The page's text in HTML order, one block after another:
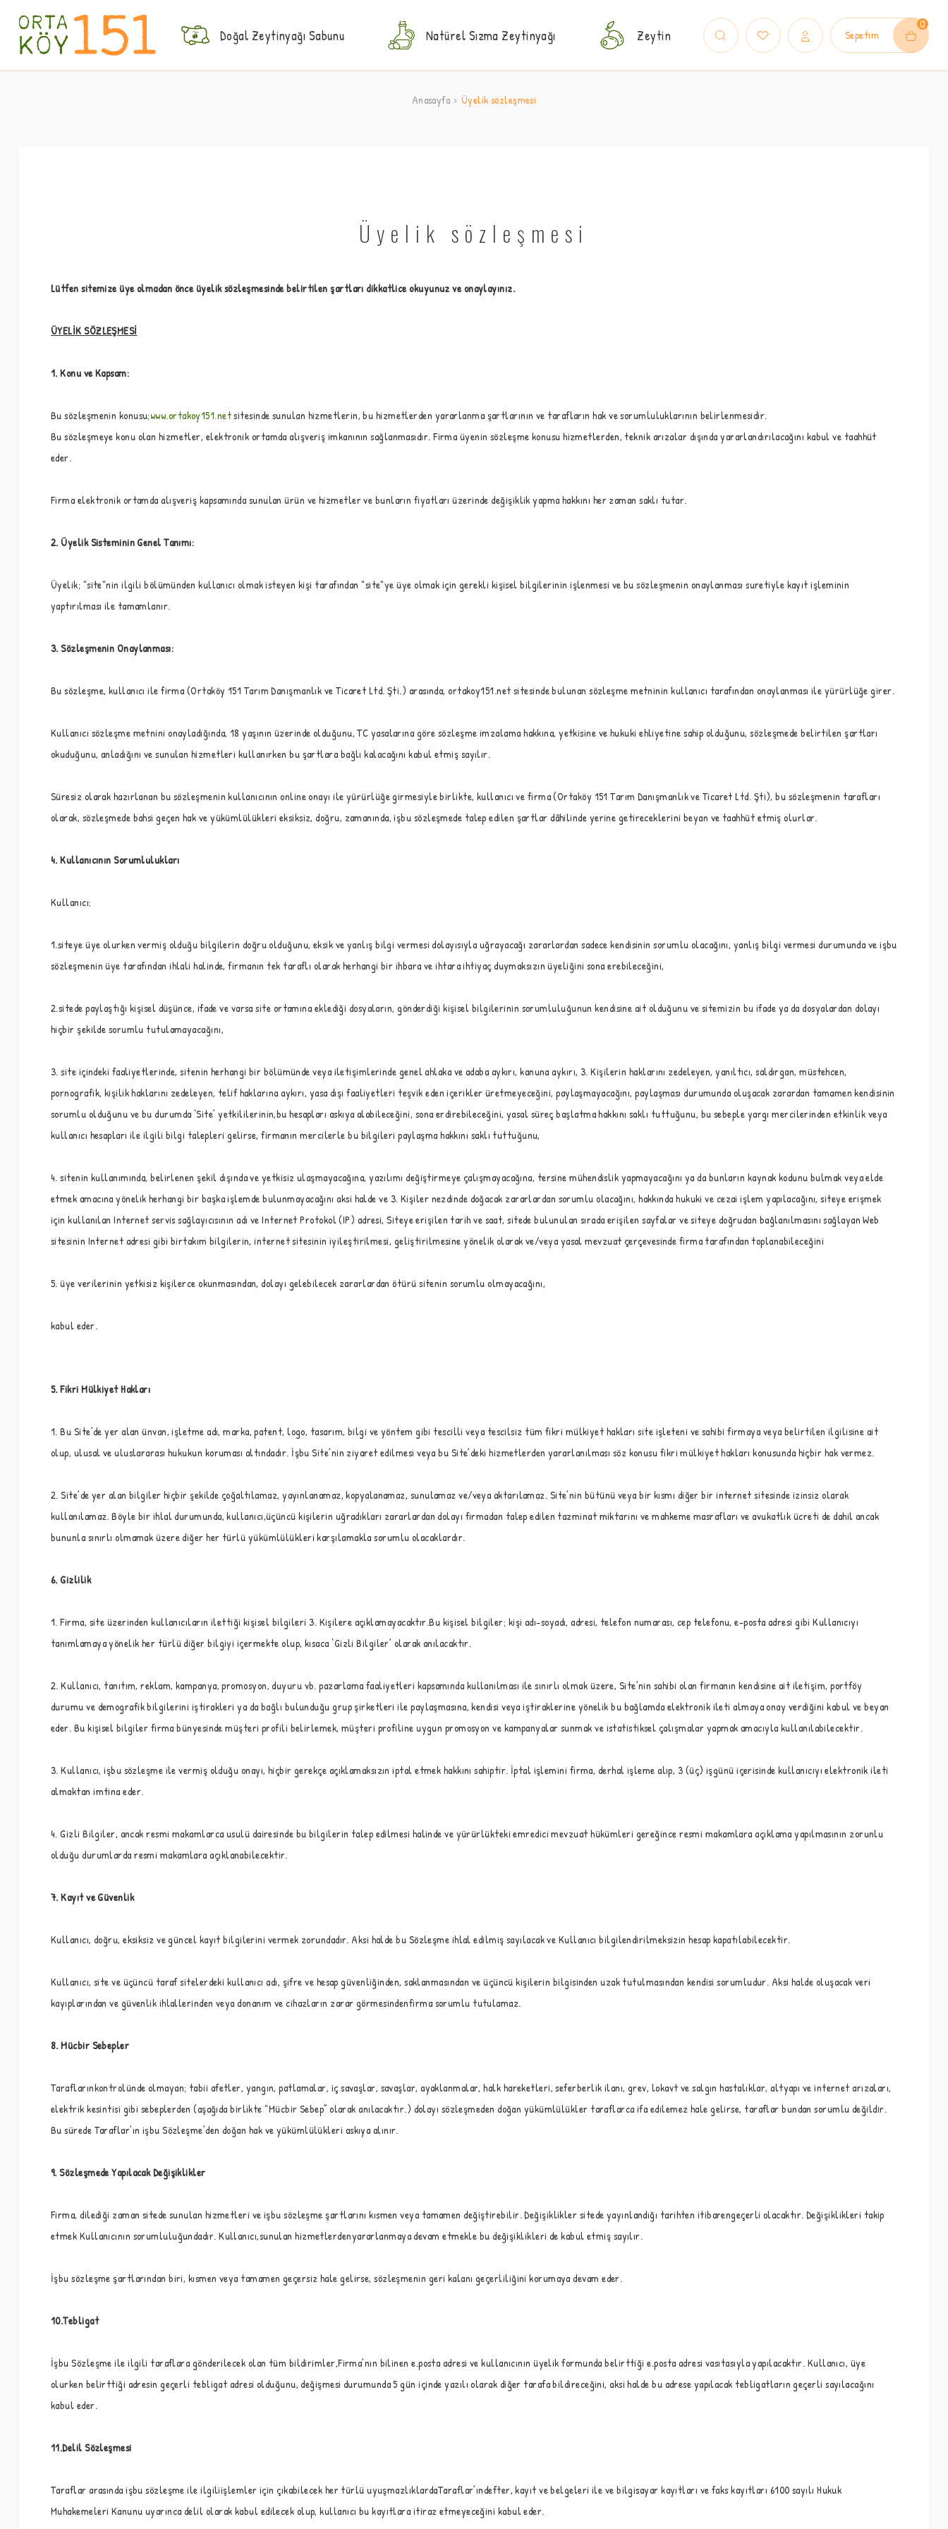
Doğal Zeytinyağı Sabunu Natürel Sızma Zeytinyağı Zeytin
0
Sepetim
Anasayfa Üyelik sözleşmesi
Üyelik sözleşmesi
Lütfen sitemize üye olmadan önce üyelik sözleşmesinde belirtilen şartları dikkatlice okuyunuz ve onaylayınız.
ÜYELİK SÖZLEŞMESİ
1. Konu ve Kapsam:
Bu sözleşmenin konusu;www.ortakoy151.netsitesinde sunulan hizmetlerin, bu hizmetlerden yararlanma şartlarının ve tarafların hak ve sorumluluklarının belirlenmesidir.
Bu sözleşmeye konu olan hizmetler, elektronik ortamda alışveriş imkanının sağlanmasıdır. Firma üyenin sözleşme konusu hizmetlerden, teknik arızalar dışında yararlandırılacağını kabul ve taahhüt
eder.
Firma elektronik ortamda alışveriş kapsamında sunulan ürün ve hizmetler ve bunların fiyatları üzerinde değişiklik yapma hakkını her zaman saklı tutar.
2. Üyelik Sisteminin Genel Tanımı:
Üyelik; "site"nin ilgili bölümünden kullanıcı olmak isteyen kişi tarafından "site"ye üye olmak için gerekli kişisel bilgilerinin işlenmesi ve bu sözleşmenin onaylanması suretiyle kayıt işleminin
yaptırılması ile tamamlanır.
3. Sözleşmenin Onaylanması:
Bu sözleşme, kullanıcı ile firma (Ortaköy 151 Tarım Danışmanlık ve Ticaret Ltd. Şti.) arasında, ortakoy151.net sitesinde bulunan sözleşme metninin kullanıcı tarafından onaylanması ile yürürlüğe girer.
Kullanıcı sözleşme metnini onayladığında, 18 yaşının üzerinde olduğunu, TC yasalarına göre sözleşme imzalama hakkına, yetkisine ve hukuki ehliyetine sahip olduğunu, sözleşmede belirtilen şartları
okuduğunu, anladığını ve sunulan hizmetleri kullanırken bu şartlara bağlı kalacağını kabul etmiş sayılır.
Süresiz olarak hazırlanan bu sözleşmenin kullanıcının online onayı ile yürürlüğe girmesiyle birlikte, kullanıcı ve firma (Ortaköy 151 Tarım Danışmanlık ve Ticaret Ltd. Şti), bu sözleşmenin tarafları
olarak, sözleşmede bahsi geçen hak ve yükümlülükleri eksiksiz, doğru, zamanında, işbu sözleşmede talep edilen şartlar dâhilinde yerine getireceklerini beyan ve taahhüt etmiş olurlar.
4. Kullanıcının Sorumlulukları
Kullanıcı;
1.siteye üye olurken vermiş olduğu bilgilerin doğru olduğunu, eksik ve yanlış bilgi vermesi dolayısıyla uğrayacağı zararlardan sadece kendisinin sorumlu olacağını, yanlış bilgi vermesi durumunda ve işbu
sözleşmenin üye tarafından ihlali halinde, firmanın tek taraflı olarak herhangi bir ihbara ve ihtara ihtiyaç duymaksızın üyeliğini sona erebileceğini,
2.sitede paylaştığı kişisel düşünce, ifade ve varsa site ortamına eklediği dosyaların, gönderdiği kişisel bilgilerinin sorumluluğunun kendisine ait olduğunu ve sitemizin bu ifade ya da dosyalardan dolayı
hiçbir şekilde sorumlu tutulamayacağını,
3. site içindeki faaliyetlerinde, sitenin herhangi bir bölümünde veya iletişimlerinde genel ahlaka ve adaba aykırı, kanuna aykırı, 3. Kişilerin haklarını zedeleyen, yanıltıcı, saldırgan, müstehcen,
pornografik, kişilik haklarını zedeleyen, telif haklarına aykırı, yasa dışı faaliyetleri teşvik eden içerikler üretmeyeceğini, paylaşmayacağını, paylaşması durumunda oluşacak zarardan tamamen kendisinin
sorumlu olduğunu ve bu durumda ‘Site’ yetkililerinin,bu hesapları askıya alabileceğini, sona erdirebileceğini, yasal süreç başlatma hakkını saklı tuttuğunu, bu sebeple yargı mercilerinden etkinlik veya
kullanıcı hesapları ile ilgili bilgi talepleri gelirse, firmanın mercilerle bu bilgileri paylaşma hakkını saklı tuttuğunu,
4. sitenin kullanımında, belirlenen şekil dışında ve yetkisiz ulaşmayacağına, yazılımı değiştirmeye çalışmayacağına, tersine mühendislik yapmayacağını ya da bunların kaynak kodunu bulmak veya elde
etmek amacına yönelik herhangi bir başka işlemde bulunmayacağını aksi halde ve 3. Kişiler nezdinde doğacak zararlardan sorumlu olacağını, hakkında hukuki ve cezai işlem yapılacağını, siteye erişmek
için kullanılan Internet servis sağlayıcısının adı ve Internet Protokol (IP) adresi, Siteye erişilen tarih ve saat, sitede bulunulan sırada erişilen sayfalar ve siteye doğrudan bağlanılmasını sağlayan Web
sitesinin Internet adresi gibi birtakım bilgilerin, internet sitesinin iyileştirilmesi, geliştirilmesine yönelik olarak ve/veya yasal mevzuat çerçevesinde firma tarafından toplanabileceğini
5. üye verilerinin yetkisiz kişilerce okunmasından, dolayı gelebilecek zararlardan ötürü sitenin sorumlu olmayacağını,
kabul eder.
5. Fikri Mülkiyet Hakları
1. Bu Site’de yer alan ünvan, işletme adı, marka, patent, logo, tasarım, bilgi ve yöntem gibi tescilli veya tescilsiz tüm fikri mülkiyet hakları site işleteni ve sahibi firmaya veya belirtilen ilgilisine ait
olup, ulusal ve uluslararası hukukun koruması altındadır. İşbu Site’nin ziyaret edilmesi veya bu Site’deki hizmetlerden yararlanılması söz konusu fikri mülkiyet hakları konusunda hiçbir hak vermez.
2. Site’de yer alan bilgiler hiçbir şekilde çoğaltılamaz, yayınlanamaz, kopyalanamaz, sunulamaz ve/veya aktarılamaz. Site’nin bütünü veya bir kısmı diğer bir internet sitesinde izinsiz olarak
kullanılamaz. Böyle bir ihlal durumunda, kullanıcı,üçüncü kişilerin uğradıkları zararlardan dolayı firmadan talep edilen tazminat miktarını ve mahkeme masrafları ve avukatlık ücreti de dahil ancak
bununla sınırlı olmamak üzere diğer her türlü yükümlülükleri karşılamakla sorumlu olacaklardır.
6. Gizlilik
1. Firma, site üzerinden kullanıcıların ilettiği kişisel bilgileri 3. Kişilere açıklamayacaktır.Bu kişisel bilgiler; kişi adı-soyadı, adresi, telefon numarası, cep telefonu, e-posta adresi gibi Kullanıcıyı
tanımlamaya yönelik her türlü diğer bilgiyi içermekte olup, kısaca ‘Gizli Bilgiler’ olarak anılacaktır.
2. Kullanıcı, tanıtım, reklam, kampanya, promosyon, duyuru vb. pazarlama faaliyetleri kapsamında kullanılması ile sınırlı olmak üzere, Site’nin sahibi olan firmanın kendisine ait iletişim, portföy
durumu ve demografik bilgilerini iştirakleri ya da bağlı bulunduğu grup şirketleri ile paylaşmasına, kendisi veya iştiraklerine yönelik bu bağlamda elektronik ileti almaya onay verdiğini kabul ve beyan
eder. Bu kişisel bilgiler firma bünyesinde müşteri profili belirlemek, müşteri profiline uygun promosyon ve kampanyalar sunmak ve istatistiksel çalışmalar yapmak amacıyla kullanılabilecektir.
3. Kullanıcı, işbu sözleşme ile vermiş olduğu onayı, hiçbir gerekçe açıklamaksızın iptal etmek hakkını sahiptir. İptal işlemini firma, derhal işleme alıp, 3 (üç) işgünü içerisinde kullanıcıyı elektronik ileti
almaktan imtina eder.
4. Gizli Bilgiler, ancak resmi makamlarca usulü dairesinde bu bilgilerin talep edilmesi halinde ve yürürlükteki emredici mevzuat hükümleri gereğince resmi makamlara açıklama yapılmasının zorunlu
olduğu durumlarda resmi makamlara açıklanabilecektir.
7. Kayıt ve Güvenlik
Kullanıcı, doğru, eksiksiz ve güncel kayıt bilgilerini vermek zorundadır. Aksi halde bu Sözleşme ihlal edilmiş sayılacak ve Kullanıcı bilgilendirilmeksizin hesap kapatılabilecektir.
Kullanıcı, site ve üçüncü taraf sitelerdeki kullanıcı adı, şifre ve hesap güvenliğinden, saklanmasından ve üçüncü kişilerin bilgisinden uzak tutulmasından kendisi sorumludur. Aksi halde oluşacak veri
kayıplarından ve güvenlik ihlallerinden veya donanım ve cihazların zarar görmesindenfirma sorumlu tutulamaz.
8. Mücbir Sebepler
Taraflarınkontrolünde olmayan; tabii afetler, yangın, patlamalar, iç savaşlar, savaşlar, ayaklanmalar, halk hareketleri, seferberlik ilanı, grev, lokavt ve salgın hastalıklar, altyapı ve internet arızaları,
elektrik kesintisi gibi sebeplerden (aşağıda birlikte "Mücbir Sebep” olarak anılacaktır.) dolayı sözleşmeden doğan yükümlülükler taraflarca ifa edilemez hale gelirse, taraflar bundan sorumlu değildir.
Bu sürede Taraflar’ın işbu Sözleşme’den doğan hak ve yükümlülükleri askıya alınır.
9. Sözleşmede Yapılacak Değişiklikler
Firma, dilediği zaman sitede sunulan hizmetleri ve işbu sözleşme şartlarını kısmen veya tamamen değiştirebilir. Değişiklikler sitede yayınlandığı tarihten itibarengeçerli olacaktır. Değişiklikleri takip
etmek Kullanıcının sorumluluğundadır. Kullanıcı,sunulan hizmetlerdenyararlanmaya devam etmekle bu değişiklikleri de kabul etmiş sayılır.
İşbu sözleşme şartlarından biri, kısmen veya tamamen geçersiz hale gelirse, sözleşmenin geri kalanı geçerliliğini korumaya devam eder.
10.Tebligat
İşbu Sözleşme ile ilgili taraflara gönderilecek olan tüm bildirimler,Firma’nın bilinen e.posta adresi ve kullanıcının üyelik formunda belirttiği e.posta adresi vasıtasıyla yapılacaktır. Kullanıcı, üye
olurken belirttiği adresin geçerli tebligat adresi olduğunu, değişmesi durumunda 5 gün içinde yazılı olarak diğer tarafa bildireceğini, aksi halde bu adrese yapılacak tebligatların geçerli sayılacağını
kabul eder.
11.Delil Sözleşmesi
Taraflar arasında işbu sözleşme ile ilgiliişlemler için çıkabilecek her türlü uyuşmazlıklardaTaraflar’ındefter, kayıt ve belgeleri ile ve bilgisayar kayıtları ve faks kayıtları 6100 sayılı Hukuk
Muhakemeleri Kanunu uyarınca delil olarak kabul edilecek olup, kullanıcı bu kayıtlara itiraz etmeyeceğini kabul eder.